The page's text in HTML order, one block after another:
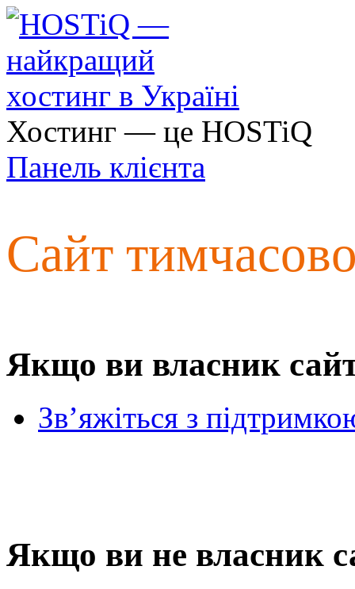
Хостинг — це HOSTiQ
Панель клієнта
Сайт
Якщо ви власник
Зв’яжіться з
Якщо ви не власник